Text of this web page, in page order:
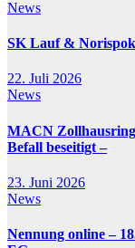
News
SK Lauf &
22. Juli 2026
News
MACN Zollhausring
Befall beseitigt –
23. Juni 2026
News
Nennung online –